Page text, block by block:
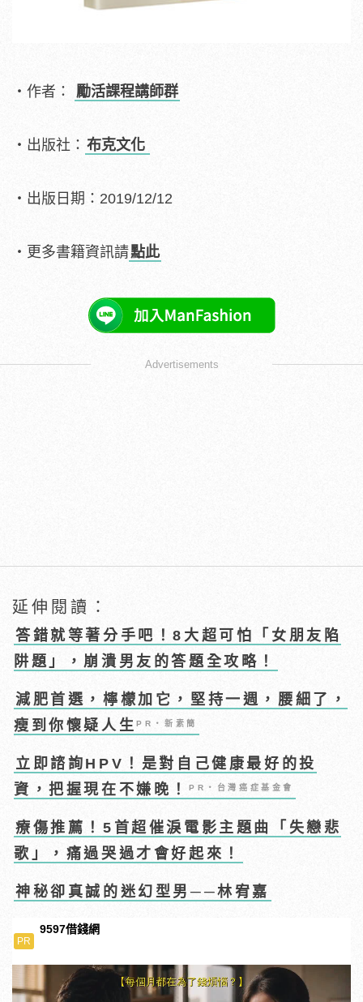
・作者： 勵活課程講師群
・出版社： 布克文化
・出版日期：2019/12/12
・更多書籍資訊請點此
Advertisements
延伸閱讀：
答錯就等著分手吧！8大超可怕「女朋友陷
阱題」，崩潰男友的答題全攻略！
減肥首選，檸檬加它，堅持一週，腰細了，
瘦到你懷疑人生PR・新素簡
立即諮詢HPV！是對自己健康最好的投
資，把握現在不嫌晚！PR・台灣癌症基金會
療傷推薦！5首超催淚電影主題曲「失戀悲
歌」，痛過哭過才會好起來！
神秘卻真誠的迷幻型男──林宥嘉
PR
9597借錢網